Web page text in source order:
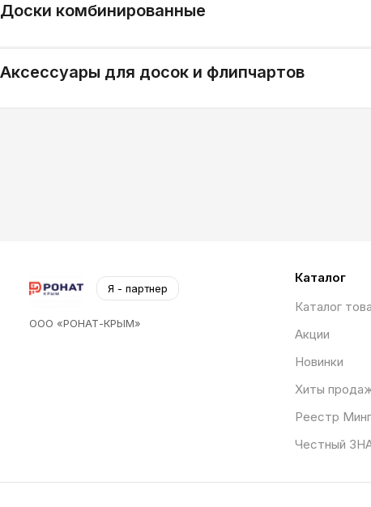
Доски комбинированные
Аксессуары для досок и флипчартов
Я - партнер
ООО «РОНАТ-КРЫМ»
Каталог
Каталог
Акции
Новинки
Хиты
Реестр
Честный